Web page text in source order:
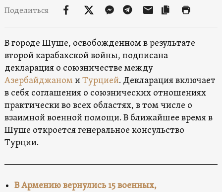
Поделиться
В городе Шуше, освобожденном в результате
второй карабахской войны, подписана
декларация о союзничестве между
АзербайджаномиТурцией. Декларация включает
в себя соглашения о союзнических отношениях
практически во всех областях, в том числе о
взаимной военной помощи. В ближайшее время в
Шуше откроется генеральное консульство
Турции.
В Армению вернулись 15 военных,